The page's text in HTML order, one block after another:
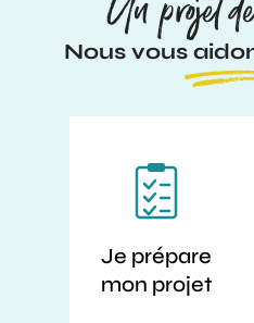
Un projet
Nous vous
Je prépare
mon projet